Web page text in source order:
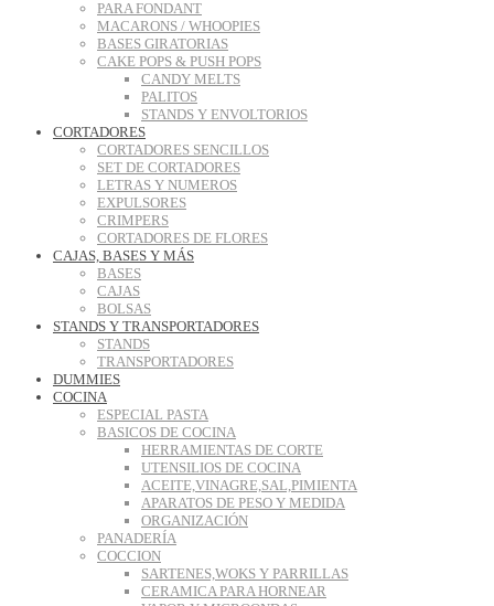
PARA FONDANT
MACARONS / WHOOPIES
BASES GIRATORIAS
CAKE POPS & PUSH POPS
CANDY MELTS
PALITOS
STANDS Y ENVOLTORIOS
CORTADORES
CORTADORES SENCILLOS
SET DE CORTADORES
LETRAS Y NUMEROS
EXPULSORES
CRIMPERS
CORTADORES DE FLORES
CAJAS, BASES Y MÁS
BASES
CAJAS
BOLSAS
STANDS Y TRANSPORTADORES
STANDS
TRANSPORTADORES
DUMMIES
COCINA
ESPECIAL PASTA
BASICOS DE COCINA
HERRAMIENTAS DE CORTE
UTENSILIOS DE COCINA
ACEITE,VINAGRE,SAL,PIMIENTA
APARATOS DE PESO Y MEDIDA
ORGANIZACIÓN
PANADERÍA
COCCION
SARTENES,WOKS Y PARRILLAS
CERAMICA PARA HORNEAR